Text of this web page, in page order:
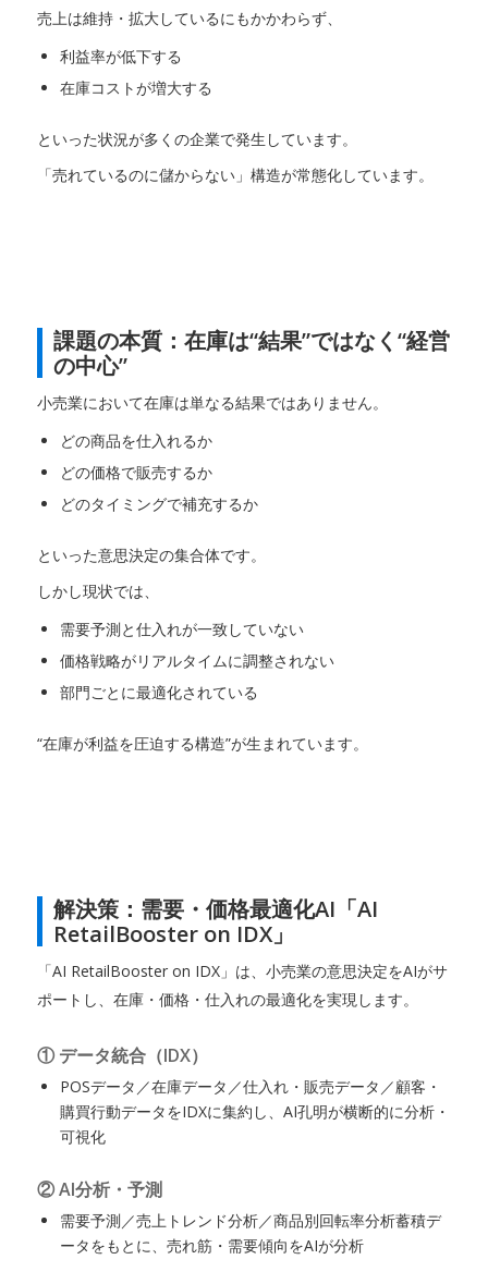
売上は維持・拡大しているにもかかわらず、
利益率が低下する
在庫コストが増大する
といった状況が多くの企業で発生しています。
「売れているのに儲からない」構造が常態化しています。
課題の本質：在庫は“結果”ではなく“経営
の中心”
小売業において在庫は単なる結果ではありません。
どの商品を仕入れるか
どの価格で販売するか
どのタイミングで補充するか
といった意思決定の集合体です。
しかし現状では、
需要予測と仕入れが一致していない
価格戦略がリアルタイムに調整されない
部門ごとに最適化されている
“在庫が利益を圧迫する構造”が生まれています。
解決策：需要・価格最適化AI「AI
RetailBooster on IDX」
「AI RetailBooster on IDX」は、小売業の意思決定をAIがサ
ポートし、在庫・価格・仕入れの最適化を実現します。
① データ統合（IDX）
POSデータ／在庫データ／仕入れ・販売データ／顧客・
購買行動データをIDXに集約し、AI孔明が横断的に分析・
可視化
② AI分析・予測
需要予測／売上トレンド分析／商品別回転率分析蓄積デ
ータをもとに、売れ筋・需要傾向をAIが分析